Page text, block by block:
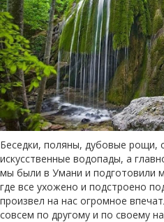
Беседки, поляны, дубовые рощи,
искусственные водопады, а
мы были в Умани и подготовили
где все ухожено и подстроено
произвел на нас огромное
совсем по другому и по своему